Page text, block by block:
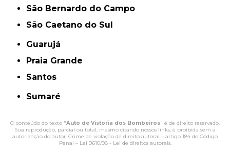
São Bernardo do Campo
São Caetano do Sul
Guarujá
Praia Grande
Santos
Sumaré
O conteúdo do texto "Auto de Vistoria dos Bombeiros" é de direito reservado.
Sua reprodução, parcial ou total, mesmo citando nossos links, é proibida sem a
autorização do autor. Crime de violação de direito autoral – artigo 184 do Código
Penal – Lei 9610/98 - Lei de direitos autorais.